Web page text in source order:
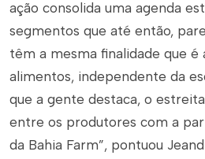
ação consolida uma agenda
segmentos que até então,
têm a mesma finalidade que é
alimentos, independente da
que a gente destaca, o
entre os produtores com a
da Bahia Farm”, pontuou